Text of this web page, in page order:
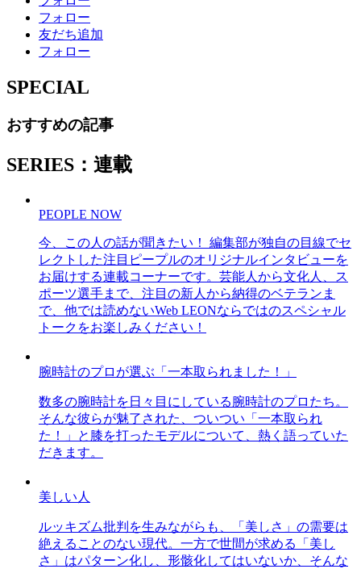
フォロー
友だち追加
フォロー
SPECIAL
おすすめの記事
SERIES：連載
PEOPLE NOW
今、この人の話が聞きたい！ 編集部が独自の目線でセ
レクトした注目ピープルのオリジナルインタビューを
お届けする連載コーナーです。芸能人から文化人、ス
ポーツ選手まで、注目の新人から納得のベテランま
で、他では読めないWeb LEONならではのスペシャル
トークをお楽しみください！
腕時計のプロが選ぶ「一本取られました！」
数多の腕時計を日々目にしている腕時計のプロたち。
そんな彼らが魅了された、ついつい「一本取られ
た！」と膝を打ったモデルについて、熱く語っていた
だきます。
美しい人
ルッキズム批判を生みながらも、「美しさ」の需要は
絶えることのない現代。一方で世間が求める「美し
さ」はパターン化し、形骸化してはいないか、そんな